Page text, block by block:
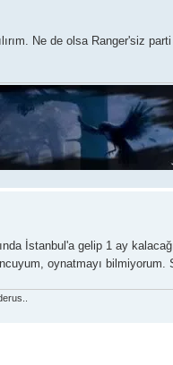
Ne de olsa Ranger'siz
İstanbul'a gelip 1 ay
oynatmayı bilmiyorum.